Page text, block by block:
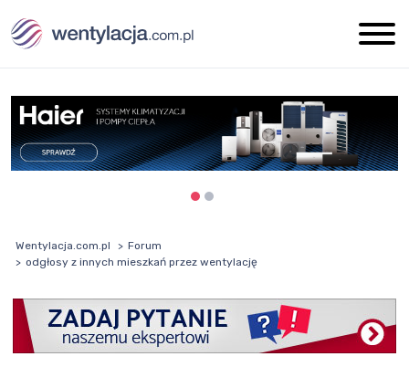
Wentylacja.com.pl
Forum
odgłosy z innych mieszkań przez wentylację